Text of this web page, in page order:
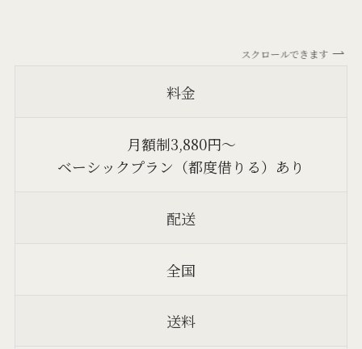
スクロールできます
料金
月額制3,880円～
ベーシックプラン（都度借りる）あり
配送
全国
送料